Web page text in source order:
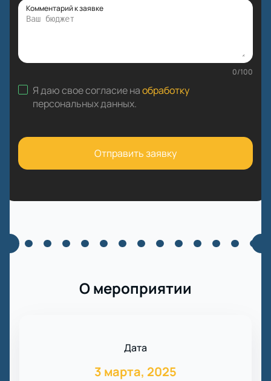
Комментарий к заявке
0/100
Я даю свое согласие наобработку
персональных данных.
Отправить заявку
О мероприятии
Дата
3 марта, 2025